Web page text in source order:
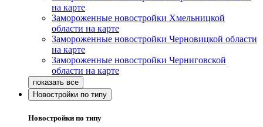
на карте
Замороженные новостройки Хмельницкой
области на карте
Замороженные новостройки Черновицкой области
на карте
Замороженные новостройки Черниговской
области на карте
Новостройки по типу
Новостройки по типу